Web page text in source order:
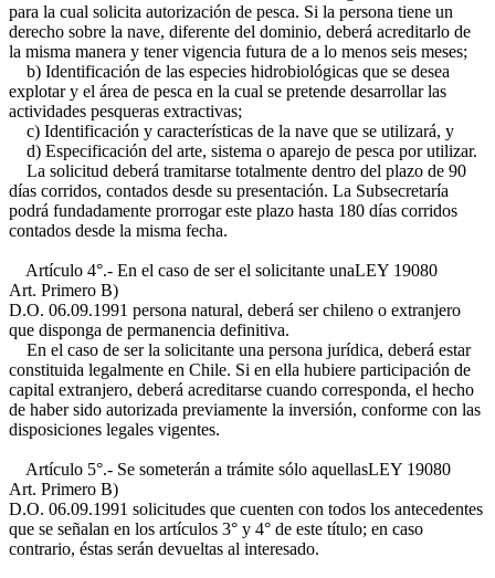
para la cual solicita autorización de pesca. Si la persona tiene un
derecho sobre la nave, diferente del dominio, deberá acreditarlo de
la misma manera y tener vigencia futura de a lo menos seis meses;
b) Identificación de las especies hidrobiológicas que se desea
explotar y el área de pesca en la cual se pretende desarrollar las
actividades pesqueras extractivas;
c) Identificación y características de la nave que se utilizará, y
d) Especificación del arte, sistema o aparejo de pesca por utilizar.
La solicitud deberá tramitarse totalmente dentro del plazo de 90
días corridos, contados desde su presentación. La Subsecretaría
podrá fundadamente prorrogar este plazo hasta 180 días corridos
contados desde la misma fecha.
Artículo 4°.- En el caso de ser el solicitante unaLEY 19080
Art. Primero B)
D.O. 06.09.1991 persona natural, deberá ser chileno o extranjero
que disponga de permanencia definitiva.
En el caso de ser la solicitante una persona jurídica, deberá estar
constituida legalmente en Chile. Si en ella hubiere participación de
capital extranjero, deberá acreditarse cuando corresponda, el hecho
de haber sido autorizada previamente la inversión, conforme con las
disposiciones legales vigentes.
Artículo 5°.- Se someterán a trámite sólo aquellasLEY 19080
Art. Primero B)
D.O. 06.09.1991 solicitudes que cuenten con todos los antecedentes
que se señalan en los artículos 3° y 4° de este título; en caso
contrario, éstas serán devueltas al interesado.